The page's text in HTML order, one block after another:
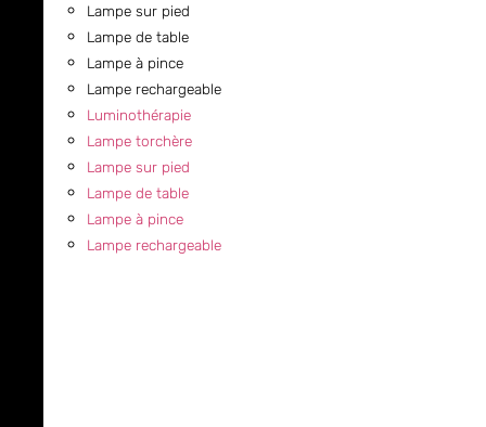
Lampe sur pied
Lampe de table
Lampe à pince
Lampe rechargeable
Luminothérapie
Lampe torchère
Lampe sur pied
Lampe de table
Lampe à pince
Lampe rechargeable